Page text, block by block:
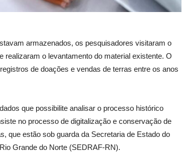
armazenados, os pesquisadores visitaram o
realizaram o levantamento do material existente. O
de doações e vendas de terras entre os anos
que possibilite analisar o processo histórico
no processo de digitalização e conservação de
que estão sob guarda da Secretaria de Estado do
Grande do Norte (SEDRAF-RN).